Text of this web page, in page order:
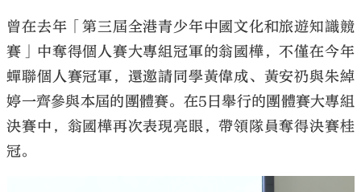
曾在去年「第三屆全港青少年中國文化和旅遊知識競
賽」中奪得個人賽大專組冠軍的翁國樺，不僅在今年
蟬聯個人賽冠軍，還邀請同學黃偉成、黃安礽與朱綽
婷一齊參與本屆的團體賽。在5日舉行的團體賽大專組
決賽中，翁國樺再次表現亮眼，帶領隊員奪得決賽桂
冠。